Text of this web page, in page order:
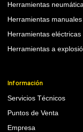
Herramientas
Herramientas manuales
Herramientas eléctricas
Herramientas a
Información
Servicios Técnicos
Puntos de Venta
Empresa